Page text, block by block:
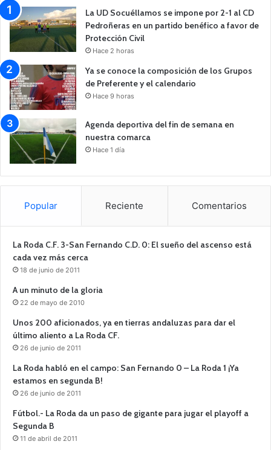
La UD Socuéllamos se impone por 2-1 al CD
Pedroñeras en un partido benéfico a favor de
Protección Civil
Hace 2 horas
Ya se conoce la composición de los Grupos
de Preferente y el calendario
Hace 9 horas
Agenda deportiva del fin de semana en
nuestra comarca
Hace 1 día
Popular Reciente Comentarios
La Roda C.F. 3-San Fernando C.D. 0: El sueño del ascenso está
cada vez más cerca
18 de junio de 2011
A un minuto de la gloria
22 de mayo de 2010
Unos 200 aficionados, ya en tierras andaluzas para dar el
último aliento a La Roda CF.
26 de junio de 2011
La Roda habló en el campo: San Fernando 0 – La Roda 1 ¡Ya
estamos en segunda B!
26 de junio de 2011
Fútbol.- La Roda da un paso de gigante para jugar el playoff a
Segunda B
11 de abril de 2011